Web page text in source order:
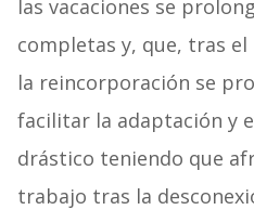
las vacaciones se
completas y, que, tras
la reincorporación se
facilitar la adaptación y
drástico teniendo que
trabajo tras la